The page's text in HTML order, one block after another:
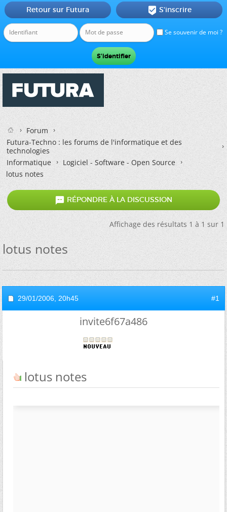
Se souvenir de moi ?
Retour sur Futura  S'inscrire
Forum
Futura-Techno : les forums de l'informatique et des
technologies
Informatique
Logiciel - Software - Open Source
lotus notes
 RÉPONDRE À LA DISCUSSION
Affichage des résultats 1 à 1 sur 1
lotus notes
29/01/2006, 20h45 #1
invite6f67a486
lotus notes